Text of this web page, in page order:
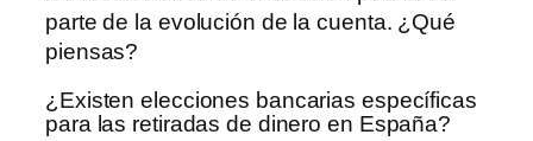
parte de la evolución de la cuenta. ¿Qué
piensas?
¿Existen elecciones bancarias específicas
para las retiradas de dinero en España?